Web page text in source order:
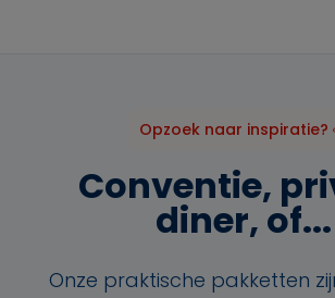
Opzoek naar inspiratie?
Conventie,
diner, of...
Onze praktische pakketten